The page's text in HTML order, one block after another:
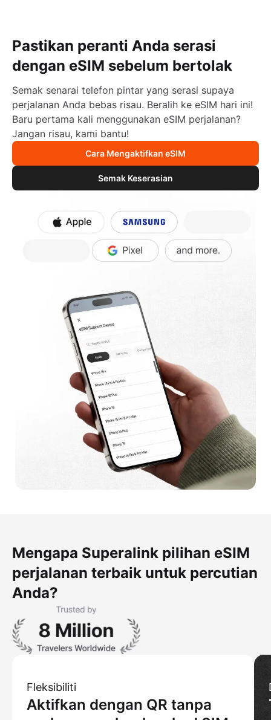
Pastikan peranti Anda serasi
dengan eSIM sebelum bertolak
Semak senarai telefon pintar yang serasi supaya
perjalanan Anda bebas risau. Beralih ke eSIM hari ini!
Baru pertama kali menggunakan eSIM perjalanan?
Jangan risau, kami bantu!
Cara Mengaktifkan eSIM
Semak Keserasian
Mengapa Superalink pilihan eSIM
perjalanan terbaik untuk percutian
Anda?
Fleksibiliti
Aktifkan dengan QR tanpa